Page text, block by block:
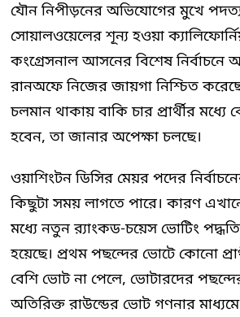
যৌন নিপীড়নের অভিযোগের মুখে
সোয়ালওয়েলের শূন্য হওয়া
কংগ্রেসনাল আসনের বিশেষ নির্বাচনে
রানঅফে নিজের জায়গা নিশ্চিত
চলমান থাকায় বাকি চার প্রার্থীর মধ্যে
হবেন, তা জানার অপেক্ষা চলছে।
ওয়াশিংটন ডিসির মেয়র পদের
কিছুটা সময় লাগতে পারে। কারণ
মধ্যে নতুন র‍্যাংকড-চয়েস ভোটিং
হয়েছে। প্রথম পছন্দের ভোটে কোনো
বেশি ভোট না পেলে, ভোটারদের
অতিরিক্ত রাউন্ডের ভোট গণনার